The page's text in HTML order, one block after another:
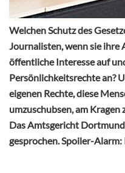
Welchen Schutz des
Journalisten, wenn sie ihre
öffentliche Interesse auf
Persönlichkeitsrechte an?
eigenen Rechte, diese
umzuschubsen, am Kragen
Das Amtsgericht
gesprochen. Spoiler-Alarm: